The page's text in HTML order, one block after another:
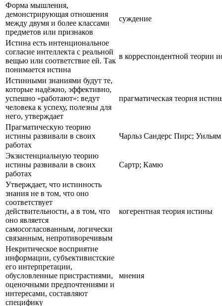
Форма мышления,
демонстрирующая отношения
между двумя и более классами
предметов или признаков
суждение
Истина есть интенциональное
согласие интеллекта с реальной
вещью или соответствие ей. Так
понимается истина
в корреспондентной теории
Истинными знаниями будут те,
которые надёжно, эффективно,
успешно «работают»: ведут
человека к успеху, полезны для
него, утверждает
прагматическая теория
Прагматическую теорию
истины развивали в своих
работах
Чарльз Сандерс Пирс;
Экзистенциальную теорию
истины развивали в своих
работах
Сартр; Камю
Утверждает, что истинность
знания не в том, что оно
соответствует
действительности, а в том, что
оно является
самосогласованным, логически
связанным, непротиворечивым
когерентная теория истины
Некритическое восприятие
информации, субъективистские
его интерпретации,
обусловленные пристрастиями,
оценочными предпочтениями и
интересами, составляют
специфику
мнения